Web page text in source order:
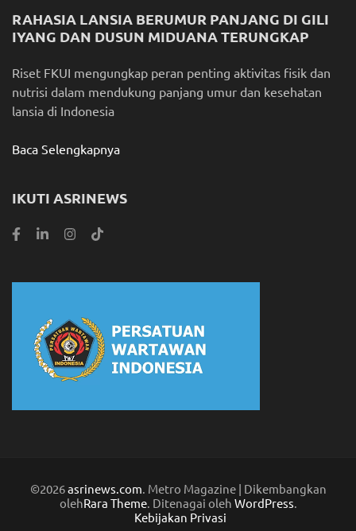
RAHASIA LANSIA BERUMUR PANJANG DI GILI
IYANG DAN DUSUN MIDUANA TERUNGKAP
Riset FKUI mengungkap peran penting aktivitas fisik dan
nutrisi dalam mendukung panjang umur dan kesehatan
lansia di Indonesia
Baca Selengkapnya
IKUTI ASRINEWS
©2026asrinews.com . Metro Magazine | Dikembangkan
olehRara Theme. Ditenagai oleh WordPress
Kebijakan Privasi